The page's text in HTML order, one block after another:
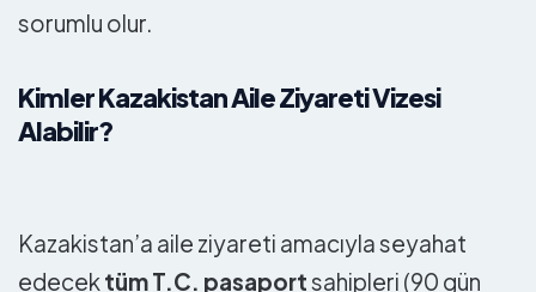
sorumlu olur.
Kimler Kazakistan Aile Ziyareti Vizesi
Alabilir?
Kazakistan’a aile ziyareti amacıyla seyahat
edecek tüm T.C. pasaportsahipleri (90 gün